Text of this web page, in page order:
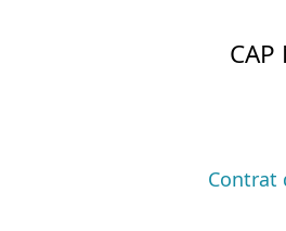
CAP
Contrat